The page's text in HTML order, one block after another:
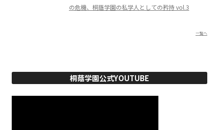
の危機、桐蔭学園の私学人としての矜持 vol.3
一覧へ
桐蔭学園公式YOUTUBE